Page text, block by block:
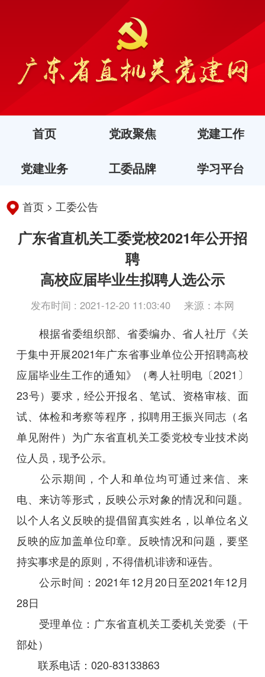
首页 党政聚焦 党建工作
党建业务 工委品牌 学习平台
首页 > 工委公告
广东省直机关工委党校2021年公开招
聘
高校应届毕业生拟聘人选公示
发布时间 : 2021-12-20 11:03:40 来源：本网
根据省委组织部、省委编办、省人社厅《关
于集中开展2021年广东省事业单位公开招聘高校
应届毕业生工作的通知》（粤人社明电〔2021〕
23号）要求，经公开报名、笔试、资格审核、面
试、体检和考察等程序，拟聘用王振兴同志（名
单见附件）为广东省直机关工委党校专业技术岗
位人员，现予公示。
公示期间，个人和单位均可通过来信、来
电、来访等形式，反映公示对象的情况和问题。
以个人名义反映的提倡留真实姓名，以单位名义
反映的应加盖单位印章。反映情况和问题，要坚
持实事求是的原则，不得借机诽谤和诬告。
公示时间：2021年12月20日至2021年12月
28日
受理单位：广东省直机关工委机关党委（干
部处）
联系电话：020-83133863